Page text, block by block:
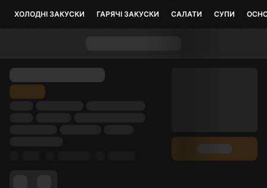
ХОЛОДНІ ЗАКУСКИ ГАРЯЧІ ЗАКУСКИ САЛАТИ СУПИ